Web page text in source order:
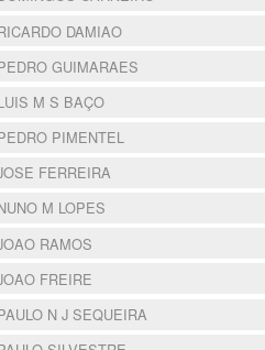
DAMIAO
GUIMARAES
M S BAÇO
PIMENTEL
FERREIRA
M LOPES
RAMOS
FREIRE
N J SEQUEIRA